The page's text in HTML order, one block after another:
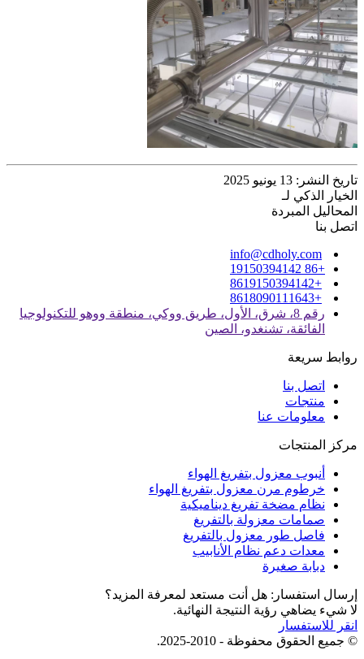
تاريخ النشر: 13 يونيو 2025
الخيار الذكي لـ
المحاليل المبردة
اتصل بنا
info@cdholy.com
+86 19150394142
+8619150394142
+8618090111643
رقم 8، شرق، الأول، طريق ووكي، منطقة ووهو للتكنولوجيا
الفائقة، تشنغدو، الصين
روابط سريعة
اتصل بنا
منتجات
معلومات عنا
مركز المنتجات
أنبوب معزول بتفريغ الهواء
خرطوم مرن معزول بتفريغ الهواء
نظام مضخة تفريغ ديناميكية
صمامات معزولة بالتفريغ
فاصل طور معزول بالتفريغ
معدات دعم نظام الأنابيب
دبابة صغيرة
إرسال استفسار: هل أنت مستعد لمعرفة المزيد؟
لا شيء يضاهي رؤية النتيجة النهائية.
انقر للاستفسار
© جميع الحقوق محفوظة - 2010-2025.